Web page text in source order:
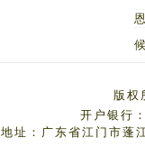
版权
开户银行
地址：广东省江门市蓬